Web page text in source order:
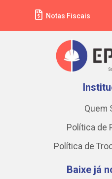
Notas Fiscais
Quem
Política de
Política de
Baixe já